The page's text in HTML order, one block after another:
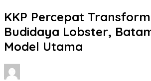
KKP Percepat
Budidaya Lobster,
Model Utama